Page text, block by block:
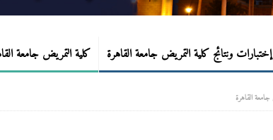
إختبارات ونتائج كلية التمريض جامعة القاهرة كلية التمريض جامعة
القاهرة